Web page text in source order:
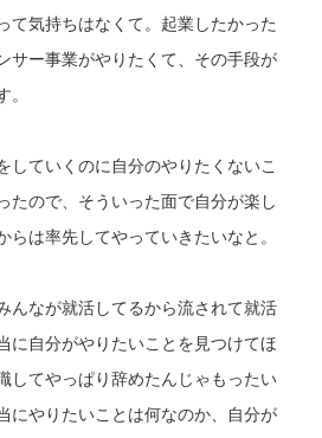
て気持ちはなくて。起業したかった
サー事業がやりたくて、その手段が
していくのに自分のやりたくないこ
たので、そういった面で自分が楽し
らは率先してやっていきたいなと。
んなが就活してるから流されて就活
に自分がやりたいことを見つけてほ
してやっぱり辞めたんじゃもったい
にやりたいことは何なのか、自分が